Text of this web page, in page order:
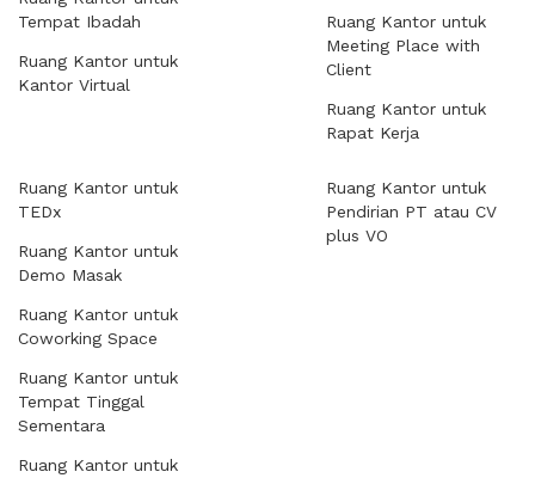
Tempat Ibadah
Ruang Kantor untuk
Kantor Virtual
Ruang Kantor untuk
Meeting Place with
Client
Ruang Kantor untuk
Rapat Kerja
Ruang Kantor untuk
TEDx
Ruang Kantor untuk
Demo Masak
Ruang Kantor untuk
Coworking Space
Ruang Kantor untuk
Tempat Tinggal
Sementara
Ruang Kantor untuk
Ruang Kantor untuk
Pendirian PT atau CV
plus VO